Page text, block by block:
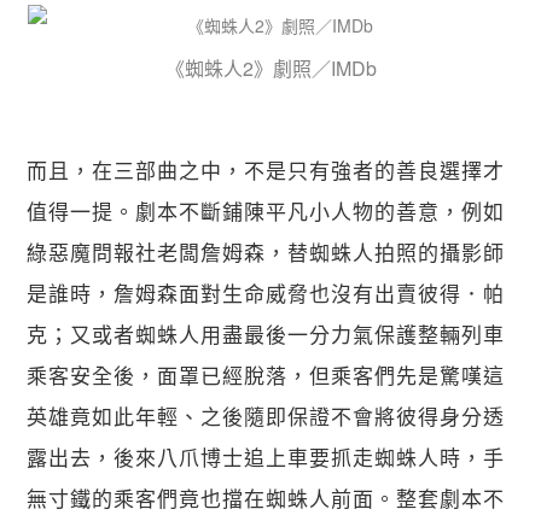
《蜘蛛人2》劇照／IMDb
而且，在三部曲之中，不是只有強者的善良選擇才
值得一提。劇本不斷鋪陳平凡小人物的善意，例如
綠惡魔問報社老闆詹姆森，替蜘蛛人拍照的攝影師
是誰時，詹姆森面對生命威脅也沒有出賣彼得．帕
克；又或者蜘蛛人用盡最後一分力氣保護整輛列車
乘客安全後，面罩已經脫落，但乘客們先是驚嘆這
英雄竟如此年輕、之後隨即保證不會將彼得身分透
露出去，後來八爪博士追上車要抓走蜘蛛人時，手
無寸鐵的乘客們竟也擋在蜘蛛人前面。整套劇本不